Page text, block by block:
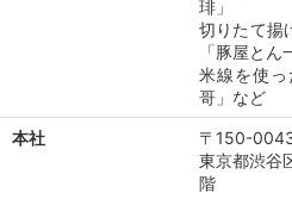
琲」
切りたて揚
「豚屋とん
米線を使
哥」など
本社
〒150-
東京都渋谷
階